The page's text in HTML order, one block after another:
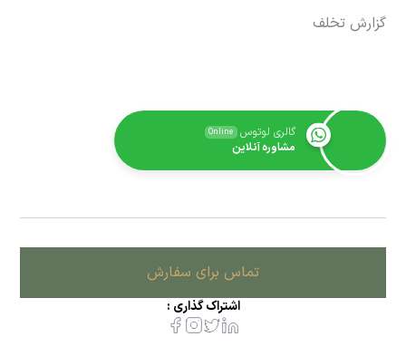
گزارش تخلف
گالری لوتوس Online
مشاوره آنلاین
تماس برای سفارش
اشتراک گذاری :